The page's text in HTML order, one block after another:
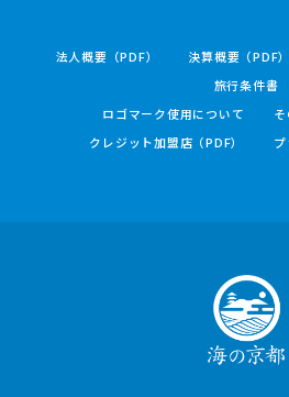
法人概要（PDF） 決算概要（PDF）
旅行条件書
ロゴマーク使用について
クレジット加盟店（PDF）